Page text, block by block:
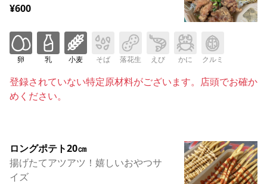
¥600
卵 乳 小麦 そば 落花生 えび かに クルミ
登録されていない特定原材料がございます。店頭でお確か
めください。
ロングポテト20㎝
揚げたてアツアツ！嬉しいおやつサ
イズ